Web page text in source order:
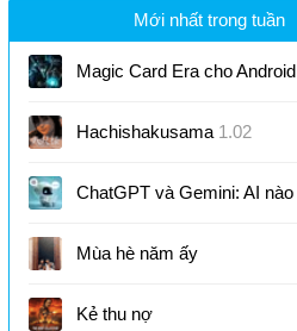
Mới nhất trong tuần
Magic Card Era cho Android
1.300
Hachishakusama 1.02
ChatGPT và Gemini: AI nào
tốt hơn?
Mùa hè năm ấy
Kẻ thu nợ